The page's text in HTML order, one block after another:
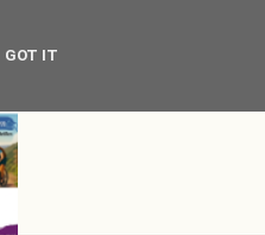
GOT IT